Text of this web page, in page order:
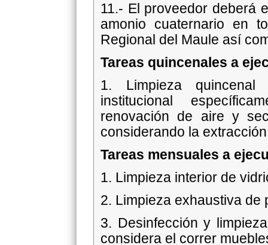
11.- El proveedor deberá
amonio cuaternario en
Regional del Maule así
Tareas quincenales a
1. Limpieza
institucional
renovación de aire y
considerando la
Tareas mensuales a
1. Limpieza interior de
2. Limpieza exhaustiva de
3. Desinfección y
considera el correr